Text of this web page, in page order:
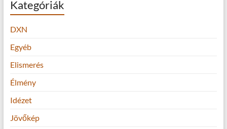
Kategóriák
DXN
Egyéb
Elismerés
Élmény
Idézet
Jövőkép